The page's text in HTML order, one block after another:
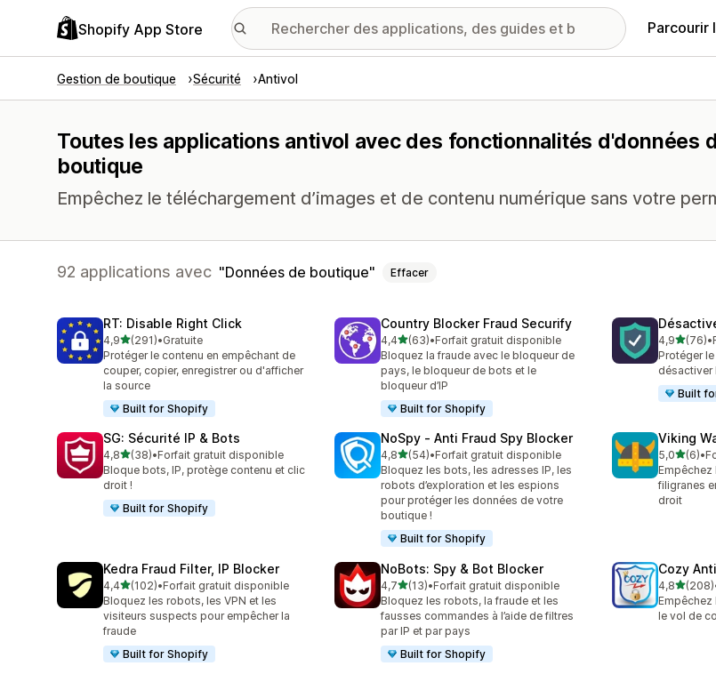
Shopify App Store Parcourir
Gestion de boutique Sécurité Antivol
Toutes les applications antivol avec des fonctionnalités d'données
boutique
Empêchez le téléchargement d’images et de contenu numérique sans votre
92 applications avec Données de boutique Effacer
RT: Disable Right Click
4,9étoile(s) sur 5
(291)
291 avis au total
•Gratuite
Protéger le contenu en empêchant de
couper, copier, enregistrer ou d'afficher
la source
Built for Shopify
Country Blocker Fraud Securify
4,4étoile(s) sur 5
(63)
63 avis au total
•Forfait gratuit disponible
Bloquez la fraude avec le bloqueur de
pays, le bloqueur de bots et le
bloqueur d’IP
Built for Shopify
4,9 (76)
76 avis au•
Protéger
désactiver
Built
SG: Sécurité IP & Bots
4,8étoile(s) sur 5
(38)
38 avis au total
•Forfait gratuit disponible
Bloque bots, IP, protège contenu et clic
droit !
Built for Shopify
NoSpy ‑ Anti Fraud Spy Blocker
4,8étoile(s) sur 5
(54)
54 avis au total
•Forfait gratuit disponible
Bloquez les bots, les adresses IP, les
robots d’exploration et les espions
pour protéger les données de votre
boutique !
Built for Shopify
Viking
5,0 (6)
6 avis au
•
Empêchez
filigranes
droit
Kedra Fraud Filter, IP Blocker
4,4étoile(s) sur 5
(102)
102 avis au total
•Forfait gratuit disponible
Bloquez les robots, les VPN et les
visiteurs suspects pour empêcher la
fraude
Built for Shopify
NoBots: Spy & Bot Blocker
4,7étoile(s) sur 5
(13)
13 avis au total
•Forfait gratuit disponible
Bloquez les robots, la fraude et les
fausses commandes à l’aide de filtres
par IP et par pays
Built for Shopify
Cozy
4,8 (208)
208 avis
Empêchez
le vol de